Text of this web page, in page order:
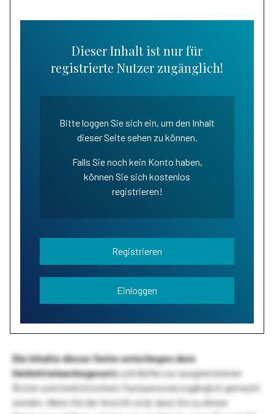
Dieser Inhalt ist nur für
registrierte Nutzer zugänglich!
Bitte loggen Sie sich ein, um den Inhalt
dieser Seite sehen zu können.
Falls Sie noch kein Konto haben,
können Sie sich kostenlos
registrieren!
Registrieren
Einloggen
Die Inhalte dieser Seite unterliegen dem
Heilmittelwerbegesetzund dürfen nur ausgewiesenen
Ärzten und medizinischem Fachpersonal zugänglich gemacht
werden. Wenn Sie der Ansicht sind, dass Sie zu dieser